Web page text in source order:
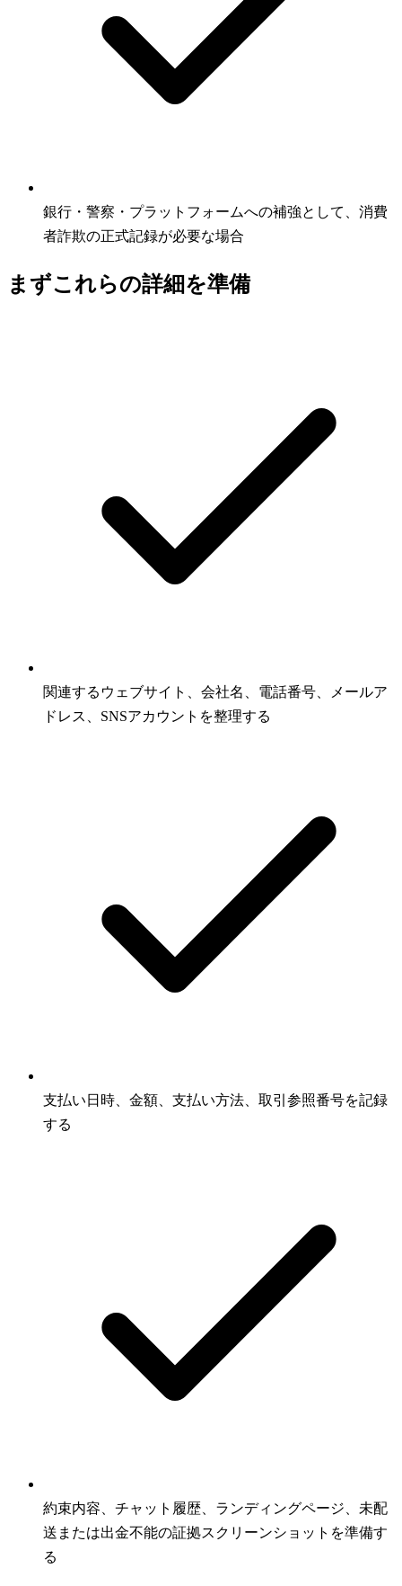
銀行・警察・プラットフォームへの補強として、消費
者詐欺の正式記録が必要な場合
まずこれらの詳細を準備
関連するウェブサイト、会社名、電話番号、メールア
ドレス、SNSアカウントを整理する
支払い日時、金額、支払い方法、取引参照番号を記録
する
約束内容、チャット履歴、ランディングページ、未配
送または出金不能の証拠スクリーンショットを準備す
る